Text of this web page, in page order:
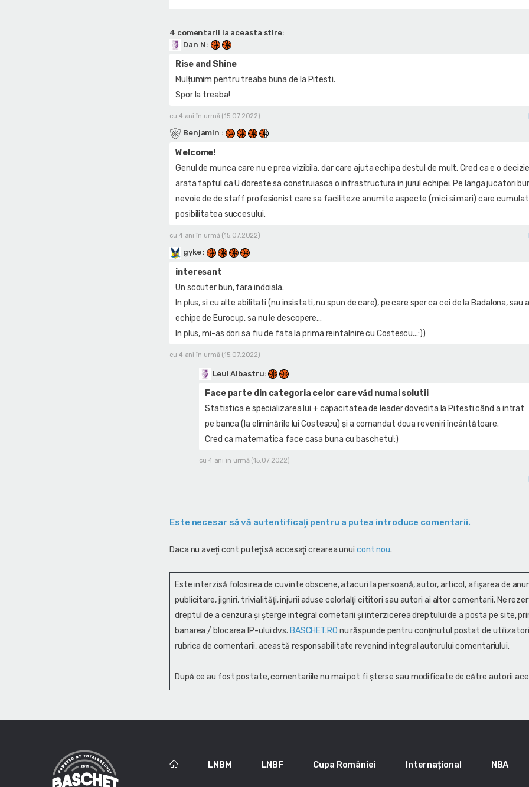
4 comentarii la aceasta stire:
Dan N :
Rise and Shine
Mulțumim pentru treaba buna de la Pitesti.
Spor la treaba!
cu 4 ani în urmă (15.07.2022)
Benjamin :
Welcome!
Genul de munca care nu e prea vizibila, dar care ajuta echipa destul de mult. Cred ca e o
arata faptul ca U doreste sa construiasca o infrastructura in jurul echipei. Pe langa jucatori
nevoie de de staff profesionist care sa faciliteze anumite aspecte (mici si mari) care
posibilitatea succesului.
cu 4 ani în urmă (15.07.2022)
gyke :
interesant
Un scouter bun, fara indoiala.
In plus, si cu alte abilitati (nu insistati, nu spun de care), pe care sper ca cei de la Badalona, sau
echipe de Eurocup, sa nu le descopere...
In plus, mi-as dori sa fiu de fata la prima reintalnire cu Costescu...:))
cu 4 ani în urmă (15.07.2022)
Leul Albastru:
Face parte din categoria celor care văd numai solutii
Statistica e specializarea lui + capacitatea de leader dovedita la Pitesti când a intrat
pe banca (la eliminările lui Costescu) și a comandat doua reveniri încântătoare.
Cred ca matematica face casa buna cu baschetul:)
cu 4 ani în urmă (15.07.2022)
Este necesar să vă autentificaţi pentru a putea introduce comentarii.
Daca nu aveţi cont puteţi să accesaţi crearea unui cont nou.
Este interzisă folosirea de cuvinte obscene, atacuri la persoană, autor, articol, afişarea de
publicitare, jigniri, trivialităţi, injurii aduse celorlalţi cititori sau autori ai altor comentarii. Ne
dreptul de a cenzura și şterge integral cometarii și interzicerea dreptului de a posta pe site,
banarea / blocarea IP-ului dvs. BASCHET.RO nu răspunde pentru conţinutul postat de
rubrica de comentarii, această responsabilitate revenind integral autorului comentariului.
După ce au fost postate, comentariile nu mai pot fi șterse sau modificate de către autorii
LNBM LNBF Cupa României Internațional NBA